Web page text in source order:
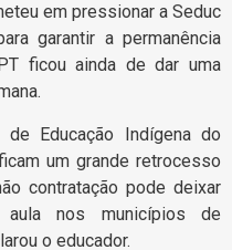
em pressionar a Seduc
garantir a permanência
ficou ainda de dar uma
de Educação Indígena do
um grande retrocesso
contratação pode deixar
aula nos municípios de
o educador.